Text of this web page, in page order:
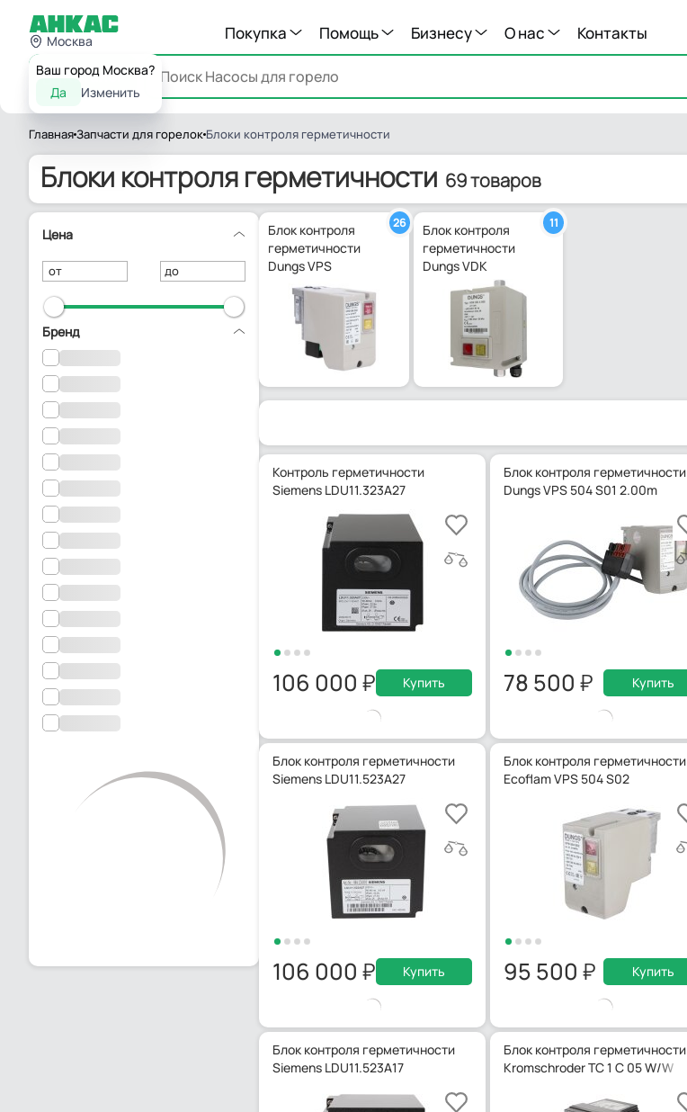
Москва
Ваш город Москва?
Да
Изменить
Покупка Помощь Бизнесу О нас Контакты
Каталог
ГлавнаяЗапчасти для горелок Блоки контроля герметичности
Блоки контроля герметичности 69 товаров
Цена
от до
Бренд
Блок контроля
герметичности
Dungs VPS
26
Блок контроля
герметичности
Dungs VDK
11
Контроль герметичности
Siemens LDU11.323A27
106 000 Купить
Блок контроля герметичности
Dungs VPS 504 S01 2.00m
78 500 Купить
Блок контроля герметичности
Siemens LDU11.523A27
106 000 Купить
Блок контроля герметичности
Ecoflam VPS 504 S02
95 500 Купить
Блок контроля герметичности
Siemens LDU11.523A17
Блок контроля герметичности
Kromschroder TC 1 C 05 W/W